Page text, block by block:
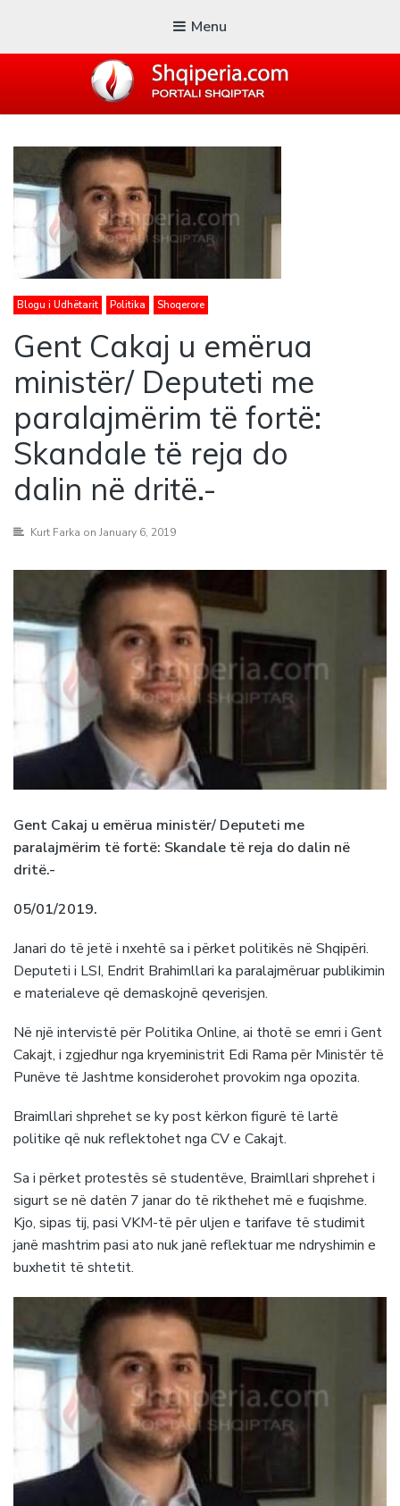
Menu
Blogu i ShqiperiaCom
Blogu i Udhëtarit Politika Shoqerore
Gent Cakaj u emërua
ministër/ Deputeti me
paralajmërim të fortë:
Skandale të reja do
dalin në dritë.-
Kurt Farka on January 6, 2019
Gent Cakaj u emërua ministër/ Deputeti me
paralajmërim të fortë: Skandale të reja do dalin në
dritë.-
05/01/2019.
Janari do të jetë i nxehtë sa i përket politikës në Shqipëri.
Deputeti i LSI, Endrit Brahimllari ka paralajmëruar publikimin
e materialeve që demaskojnë qeverisjen.
Në një intervistë për Politika Online, ai thotë se emri i Gent
Cakajt, i zgjedhur nga kryeministrit Edi Rama për Ministër të
Punëve të Jashtme konsiderohet provokim nga opozita.
Braimllari shprehet se ky post kërkon figurë të lartë
politike që nuk reflektohet nga CV e Cakajt.
Sa i përket protestës së studentëve, Braimllari shprehet i
sigurt se në datën 7 janar do të rikthehet më e fuqishme.
Kjo, sipas tij, pasi VKM-të për uljen e tarifave të studimit
janë mashtrim pasi ato nuk janë reflektuar me ndryshimin e
buxhetit të shtetit.